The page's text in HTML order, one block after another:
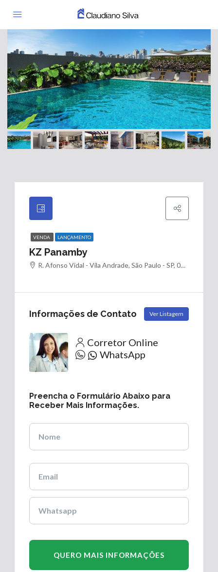
VENDA LANÇAMENTO
KZ Panamby
R. Afonso Vidal - Vila Andrade, São Paulo - SP, 05723-330, Brasil
Informações de Contato Ver Listagem
Corretor Online
WhatsApp
Preencha o Formulário Abaixo para
Receber Mais Informações.
Nome